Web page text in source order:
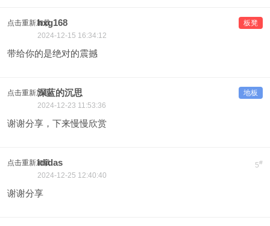
点击重新加载 板凳
hxg168
2024-12-15 16:34:12
带给你的是绝对的震撼
点击重新加载 地板
深蓝的沉思
2024-12-23 11:53:36
谢谢分享，下来慢慢欣赏
点击重新加载 5#
ididas
2024-12-25 12:40:40
谢谢分享